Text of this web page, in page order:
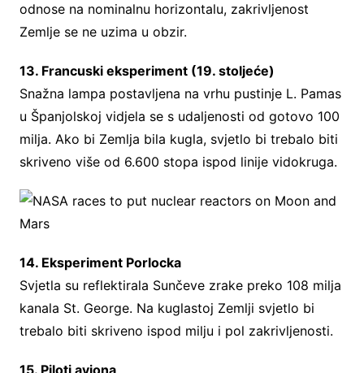
odnose na nominalnu horizontalu, zakrivljenost
Zemlje se ne uzima u obzir.
13. Francuski eksperiment (19. stoljeće)
Snažna lampa postavljena na vrhu pustinje L. Pamas
u Španjolskoj vidjela se s udaljenosti od gotovo 100
milja. Ako bi Zemlja bila kugla, svjetlo bi trebalo biti
skriveno više od 6.600 stopa ispod linije vidokruga.
14. Eksperiment Porlocka
Svjetla su reflektirala Sunčeve zrake preko 108 milja
kanala St. George. Na kuglastoj Zemlji svjetlo bi
trebalo biti skriveno ispod milju i pol zakrivljenosti.